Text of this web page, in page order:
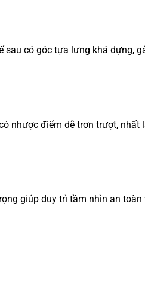
sau có góc tựa lưng khá dựng,
nhược điểm dễ trơn trượt,
giúp duy trì tầm nhìn an